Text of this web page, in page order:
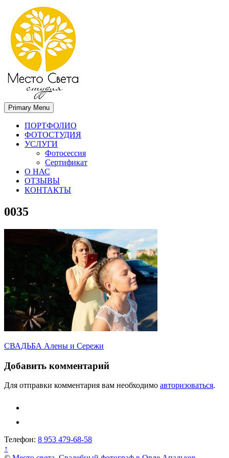
Место света. Свадебный фотограф в Орле Апальков Вячеслав
Свадебный фотограф в Орле
Primary Menu
ПОРТФОЛИО
ФОТОСТУДИЯ
УСЛУГИ
Фотосессия
Сертификат
О НАС
ОТЗЫВЫ
КОНТАКТЫ
0035
Навигация
по
записям
СВАДЬБА Алены и Сережи
Добавить комментарий
Для отправки комментария вам необходимо авторизоваться.
Телефон: 8 953 479-68-58
↑